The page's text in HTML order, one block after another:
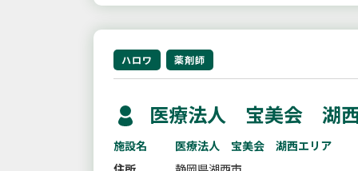
ハロワ 薬剤師
医療法人 宝美会 湖西
施設名
医療法人 宝美会 湖西エリア